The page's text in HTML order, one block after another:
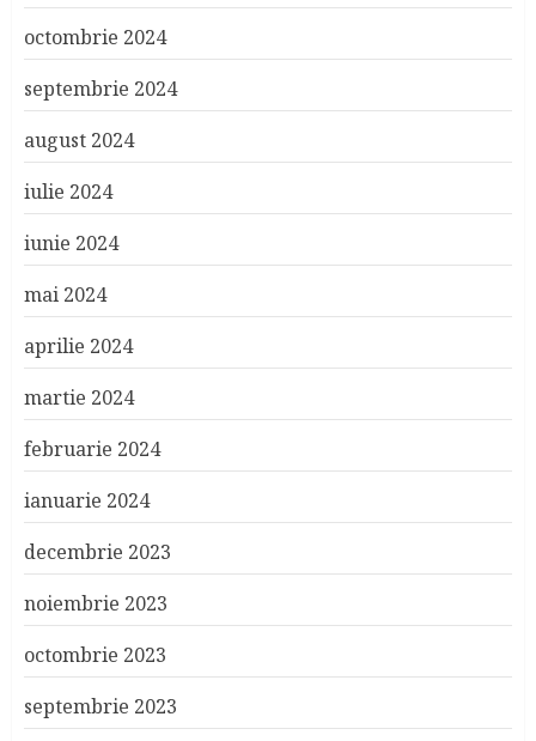
octombrie 2024
septembrie 2024
august 2024
iulie 2024
iunie 2024
mai 2024
aprilie 2024
martie 2024
februarie 2024
ianuarie 2024
decembrie 2023
noiembrie 2023
octombrie 2023
septembrie 2023